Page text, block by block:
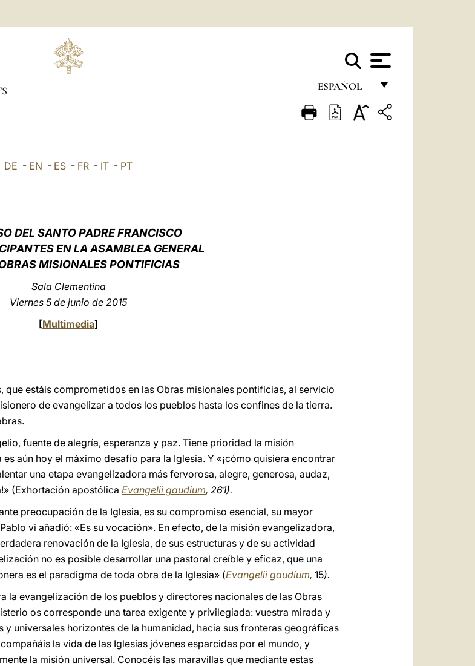
ESPAÑOL
FRANÇAIS
DE - EN - ES - FR - IT - PT
DEL SANTO PADRE FRANCISCO
EN LA ASAMBLEA GENERAL
MISIONALES PONTIFICIAS
Sala Clementina
Viernes 5 de junio de 2015
[Multimedia]
estáis comprometidos en las Obras misionales pontificias, al servicio
de evangelizar a todos los pueblos hasta los confines de la tierra.
fuente de alegría, esperanza y paz. Tiene prioridad la misión
aún hoy el máximo desafío para la Iglesia. Y «¡cómo quisiera encontrar
una etapa evangelizadora más fervorosa, alegre, generosa, audaz,
(Exhortación apostólica Evangelii gaudium, 261).
preocupación de la Iglesia, es su compromiso esencial, su mayor
vi añadió: «Es su vocación». En efecto, de la misión evangelizadora,
renovación de la Iglesia, de sus estructuras y de su actividad
no es posible desarrollar una pastoral creíble y eficaz, que una
es el paradigma de toda obra de la Iglesia» (Evangelii gaudium, 15).
la evangelización de los pueblos y directores nacionales de las Obras
os corresponde una tarea exigente y privilegiada: vuestra mirada y
y universales horizontes de la humanidad, hacia sus fronteras geográficas
la vida de las Iglesias jóvenes esparcidas por el mundo, y
la misión universal. Conocéis las maravillas que mediante estas